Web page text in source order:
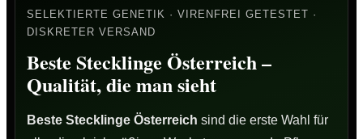
SELEKTIERTE GENETIK · VIRENFREI GETESTET ·
DISKRETER VERSAND
Beste Stecklinge Österreich –
Qualität, die man sieht
Beste Stecklinge Österreich sind die erste Wahl für